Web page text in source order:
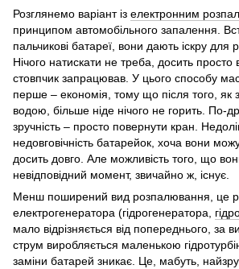
Розглянемо варіант із електронним
принципом автомобільного запалення.
пальчикові батареї, вони дають іскру для
Нічого натискати не треба, досить просто
стовпчик запрацював. У цього способу
перше – економія, тому що після того, як
водою, більше ніде нічого не горить. По-
зручність – просто повернути кран.
недовговічність батарейок, хоча вони
досить довго. Але можливість того, що
невідповідний момент, звичайно ж, існує.
Менш поширений вид розпалювання, це
електрогенератора (гідрогенератора,
мало відрізняється від попереднього, за
струм виробляється маленькою
заміни батарей зникає. Це, мабуть,